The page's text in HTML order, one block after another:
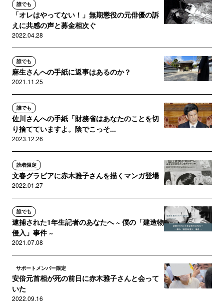
誰でも
「オレはやってない！」無期懲役の元俳優の訴
えに共感の声と募金相次ぐ
2022.04.28
誰でも
麻生さんへの手紙に返事はあるのか？
2021.11.25
誰でも
佐川さんへの手紙「財務省はあなたのことを切
り捨てていますよ。陰でこっそ...
2023.12.26
読者限定
文春グラビアに赤木雅子さんを描くマンガ登場
2022.01.27
誰でも
逮捕された1年生記者のあなたへ ~ 僕の「建造物
侵入」事件 ~
2021.07.08
サポートメンバー限定
安倍元首相が死の前日に赤木雅子さんと会って
いた
2022.09.16